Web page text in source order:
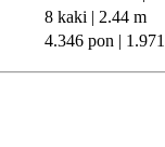
8 kaki | 2.44 m
4.346 pon |